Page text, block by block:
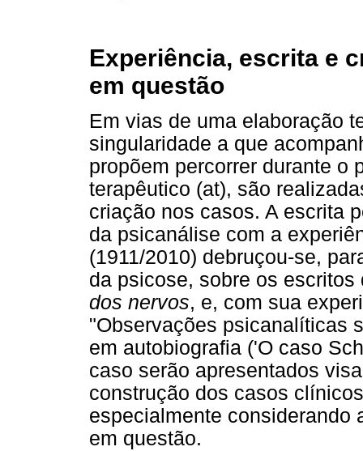
Experiência, escrita e
em questão
Em vias de uma elaboração
singularidade a que
propõem percorrer durante o
terapêutico (at), são
criação nos casos. A escrita
da psicanálise com a
(1911/2010) debruçou-se,
da psicose, sobre os
dos nervos, e, com sua
"Observações psicanalíticas
em autobiografia ('O caso
caso serão apresentados
construção dos casos
especialmente considerando
em questão.